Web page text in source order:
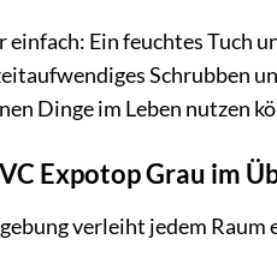
Ein feuchtes Tuch
Schrubben
Dinge im Leben nutzen
Expotop Grau im
verleiht jedem Raum